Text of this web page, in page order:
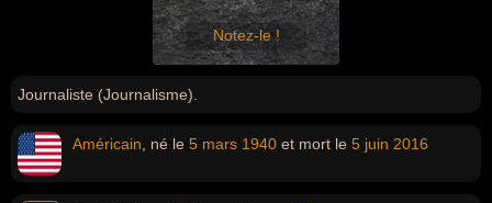
Notez-le !
Journaliste (Journalisme).
Américain , né le 5 mars 1940 et mort le 5 juin 2016